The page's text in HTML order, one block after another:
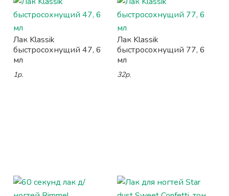
Лак Klassik
быстросохнущий 47, 6
мл
1р.
Лак Klassik
быстросохнущий 77, 6
мл
32р.